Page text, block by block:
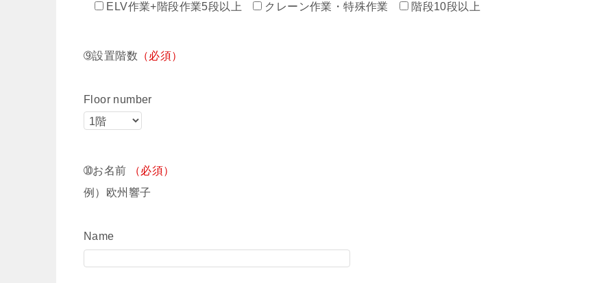
ELV作業+階段作業5段以上
クレーン作業・特殊作業 階段10段以上
➈設置階数 （必須）
Floor number
➉お名前
（必須）
例）欧州響子
Name